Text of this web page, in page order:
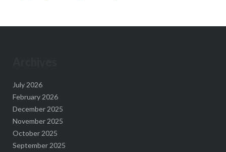
July 2026
February 2026
December 2025
November 2025
October 2025
September 2025